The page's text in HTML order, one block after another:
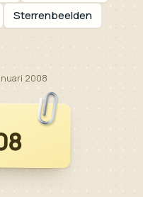
Sterrenbeelden
2008